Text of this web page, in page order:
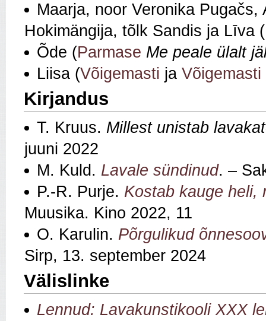
Maarja, noor Veronika
Hokimängija, tõlk Sandis ja Līva
Õde (Parmase Me peale ülalt
Liisa (Võigemasti ja Võigemasti
Kirjandus
T. Kruus. Millest unistab
juuni 2022
M. Kuld. Lavale sündinud. –
P.-R. Purje. Kostab kauge
Muusika. Kino 2022, 11
O. Karulin. Põrgulikud
Sirp, 13. september 2024
Välislinke
Lennud: Lavakunstikooli XXX